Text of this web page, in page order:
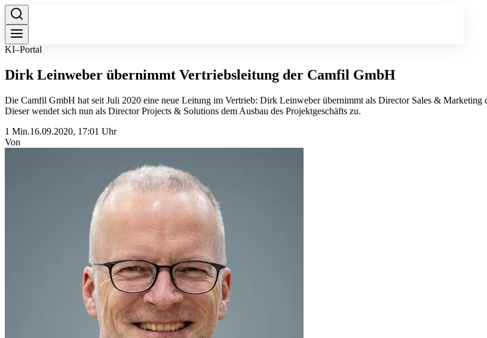
KI–Portal
Dirk Leinweber übernimmt Vertriebsleitung der Camfil GmbH
Die Camfil GmbH hat seit Juli 2020 eine neue Leitung im Vertrieb: Dirk Leinweber übernimmt als Director Sales &
Dieser wendet sich nun als Director Projects & Solutions dem Ausbau des Projektgeschäfts zu.
1 Min.16.09.2020, 17:01 Uhr
Von